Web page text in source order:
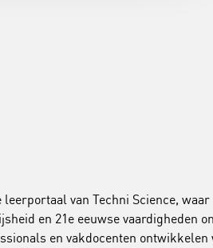
van Techni Science,
en 21e eeuwse vaardigheden
en vakdocenten